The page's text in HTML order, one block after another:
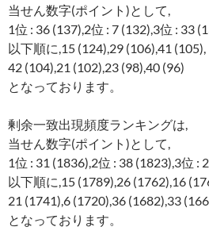
当せん数字(ポイント)として,
1位 : 36 (137),2位 : 7 (132),3位 : 33
以下順に,15 (124),29 (106),41 (105),
42 (104),21 (102),23 (98),40 (96)
となっております。
剰余一致出現頻度ランキングは,
当せん数字(ポイント)として,
1位 : 31 (1836),2位 : 38 (1823),3位 :
以下順に,15 (1789),26 (1762),16
21 (1741),6 (1720),36 (1682),33
となっております。